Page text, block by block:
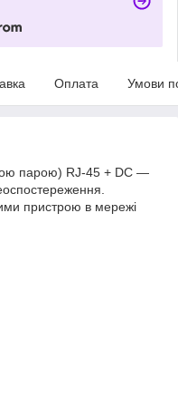
Оплата Умови
парою) RJ-45 + DC —
пристрою в мережі